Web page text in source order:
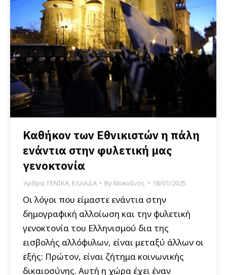
Καθήκον των Εθνικιστών η πάλη
ενάντια στην φυλετική μας
γενοκτονία
Άρθρα ΓΕΝΙΚΑ ΕΛΛΑΔΑ By Μακεδνός 18/01/2025
Οι λόγοι που είμαστε ενάντια στην
δημογραφική αλλοίωση και την φυλετική
γενοκτονία του Ελληνισμού δια της
εισβολής αλλόφυλων, είναι μεταξύ άλλων οι
εξής: Πρώτον, είναι ζήτημα κοινωνικής
δικαιοσύνης. Αυτή η χώρα έχει έναν